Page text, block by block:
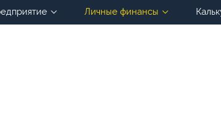
Личные финансы